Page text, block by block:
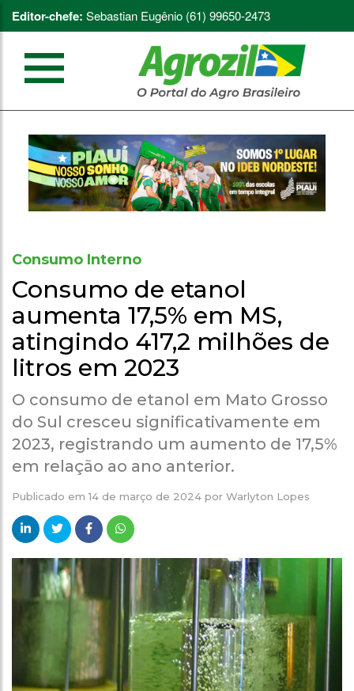
Editor-chefe: Sebastian Eugênio (61) 99650-2473
Consumo Interno
Consumo de etanol
aumenta 17,5% em MS,
atingindo 417,2 milhões de
litros em 2023
O consumo de etanol em Mato Grosso
do Sul cresceu significativamente em
2023, registrando um aumento de 17,5%
em relação ao ano anterior.
Publicado em14 de março de 2024 por Warlyton Lopes